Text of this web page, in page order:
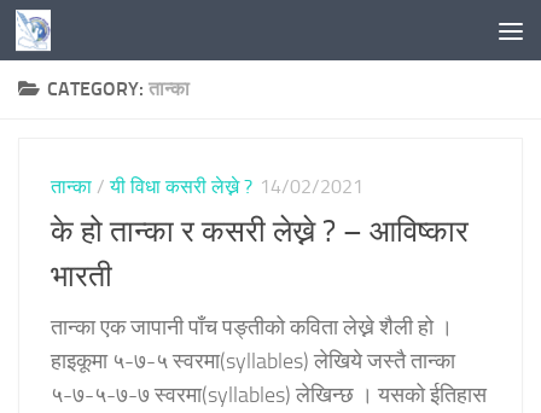
Skip to content
CATEGORY: तान्का
तान्का /यी विधा कसरी लेख्ने ? 14/02/2021
के हो तान्का र कसरी लेख्ने ? – आविष्कार
भारती
तान्का एक जापानी पाँच पङ्तीको कविता लेख्ने शैली हो ।
हाइकूमा ५-७-५ स्वरमा(syllables) लेखिये जस्तै तान्का
५-७-५-७-७ स्वरमा(syllables) लेखिन्छ । यसको ईतिहास